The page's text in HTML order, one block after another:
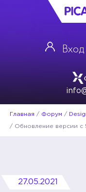
Вход
Главная / Форум /
/ Обновление версии с
27.05.2021